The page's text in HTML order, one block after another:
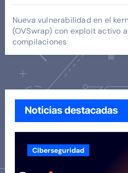
Nueva vulnerabilidad en el
(OVSwrap) con exploit activo
compilaciones
Noticias destacadas
Ciberseguridad